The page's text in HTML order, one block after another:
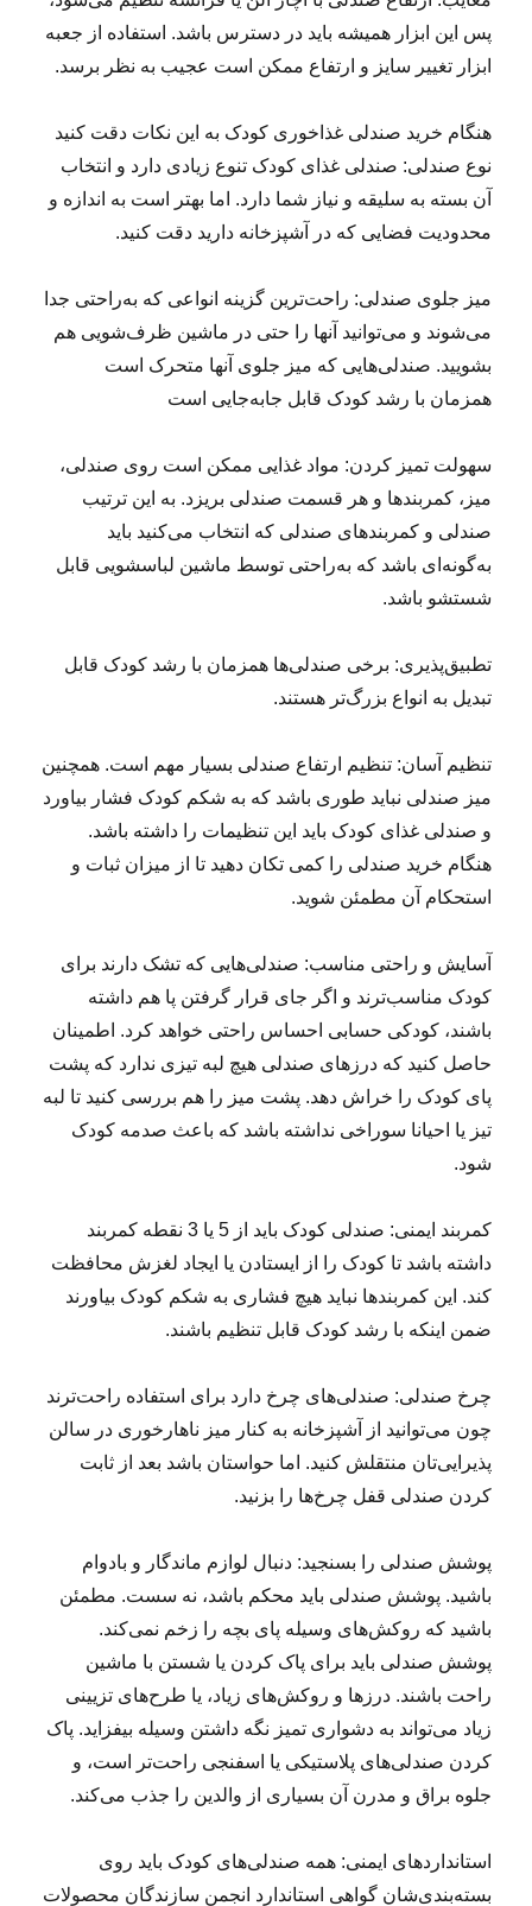
پس این ابزار همیشه باید در دسترس باشد. استفاده از جعبه
ابزار تغییر سایز و ارتفاع ممکن است عجیب به نظر برسد.
هنگام خرید صندلی غذاخوری کودک به این نکات دقت کنید
نوع صندلی: صندلی غذای کودک تنوع زیادی دارد و انتخاب
آن بسته به سلیقه و نیاز شما دارد. اما بهتر است به اندازه و
محدودیت فضایی که در آشپزخانه دارید دقت کنید.
میز جلوی صندلی: راحت‌ترین گزینه انواعی که به‌راحتی جدا
می‌شوند و می‌توانید آنها را حتی در ماشین ظرف‌شویی هم
بشویید. صندلی‌هایی که میز جلوی آنها متحرک است
همزمان با رشد کودک قابل جابه‌جایی است
سهولت تمیز کردن: مواد غذایی ممکن است روی صندلی،
میز، کمربندها و هر قسمت صندلی بریزد. به این ترتیب
صندلی و کمربندهای صندلی که انتخاب می‌کنید باید
به‌گونه‌ای باشد که به‌راحتی توسط ماشین لباسشویی قابل
شستشو باشد.
تطبیق‌پذیری: برخی صندلی‌ها همزمان با رشد کودک قابل
تبدیل به انواع بزرگ‌تر هستند.
تنظیم آسان: تنظیم ارتفاع صندلی بسیار مهم است. همچنین
میز صندلی نباید طوری باشد که به شکم کودک فشار بیاورد
و صندلی غذای کودک باید این تنظیمات را داشته باشد.
هنگام خرید صندلی را کمی تکان دهید تا از میزان ثبات و
استحکام آن مطمئن شوید.
آسایش و راحتی مناسب: صندلی‌هایی که تشک دارند برای
کودک مناسب‌ترند و اگر جای قرار گرفتن پا هم داشته
باشند، کودکی حسابی احساس راحتی خواهد کرد. اطمینان
حاصل کنید که درزهای صندلی هیچ لبه تیزی ندارد که پشت
پای کودک را خراش دهد. پشت میز را هم بررسی کنید تا لبه
تیز یا احیانا سوراخی نداشته باشد که باعث صدمه کودک
شود.
کمربند ایمنی: صندلی کودک باید از 5 یا 3 نقطه کمربند
داشته باشد تا کودک را از ایستادن یا ایجاد لغزش محافظت
کند. این کمربندها نباید هیچ فشاری به شکم کودک بیاورند
ضمن اینکه با رشد کودک قابل تنظیم باشند.
چرخ صندلی: صندلی‌های چرخ دارد برای استفاده راحت‌ترند
چون می‌توانید از آشپزخانه به کنار میز ناهارخوری در سالن
پذیرایی‌تان منتقلش کنید. اما حواستان باشد بعد از ثابت
کردن صندلی قفل چرخ‌ها را بزنید.
پوشش صندلی را بسنجید: دنبال لوازم ماندگار و بادوام
باشید. پوشش صندلی باید محکم باشد، نه سست. مطمئن
باشید که روکش‌های وسیله پای بچه را زخم نمی‌کند.
پوشش صندلی باید برای پاک کردن یا شستن با ماشین
راحت باشند. درزها و روکش‌های زیاد، یا طرح‌های تزیینی
زیاد می‌تواند به دشواری تمیز نگه داشتن وسیله بیفزاید. پاک
کردن صندلی‌های پلاستیکی یا اسفنجی راحت‌تر است، و
جلوه براق و مدرن آن بسیاری از والدین را جذب می‌کند.
استانداردهای ایمنی: همه صندلی‌های کودک باید روی
بسته‌بندی‌شان گواهی استاندارد انجمن سازندگان محصولات